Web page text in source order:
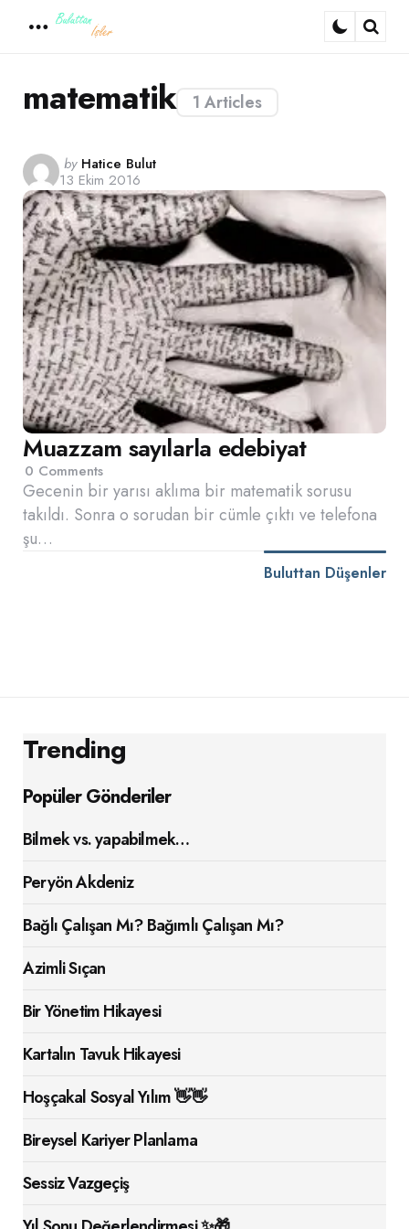
1 Articles
matematik
Posted
by
by Hatice Bulut
13 Ekim 2016
Muazzam sayılarla edebiyat
0 Comments
Gecenin bir yarısı aklıma bir matematik sorusu
takıldı. Sonra o sorudan bir cümle çıktı ve telefona
şu…
Buluttan Düşenler
Trending
Popüler Gönderiler
Bilmek vs. yapabilmek…
Peryön Akdeniz
Bağlı Çalışan Mı? Bağımlı Çalışan Mı?
Azimli Sıçan
Bir Yönetim Hikayesi
Kartalın Tavuk Hikayesi
Hoşçakal Sosyal Yılım 👋👋
Bireysel Kariyer Planlama
Sessiz Vazgeçiş